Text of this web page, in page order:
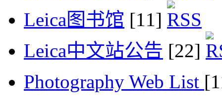
Leica图书馆 [11]
Leica中文站公告 [22]
Photography Web List